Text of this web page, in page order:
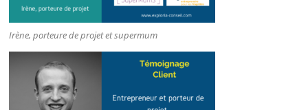
Irène, porteure de projet et supermum